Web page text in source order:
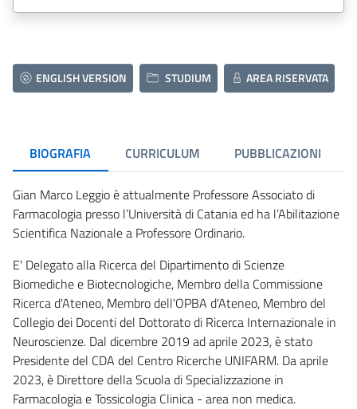
ENGLISH VERSION STUDIUM AREA RISERVATA
BIOGRAFIA CURRICULUM PUBBLICAZIONI
Gian Marco Leggio è attualmente Professore Associato di
Farmacologia presso l’Università di Catania ed ha l’Abilitazione
Scientifica Nazionale a Professore Ordinario.
E' Delegato alla Ricerca del Dipartimento di Scienze
Biomediche e Biotecnologiche, Membro della Commissione
Ricerca d'Ateneo, Membro dell'OPBA d'Ateneo, Membro del
Collegio dei Docenti del Dottorato di Ricerca Internazionale in
Neuroscienze. Dal dicembre 2019 ad aprile 2023, è stato
Presidente del CDA del Centro Ricerche UNIFARM. Da aprile
2023, è Direttore della Scuola di Specializzazione in
Farmacologia e Tossicologia Clinica - area non medica.